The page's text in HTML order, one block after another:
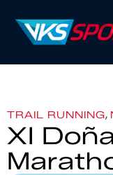
TRAIL RUNNING,
XI